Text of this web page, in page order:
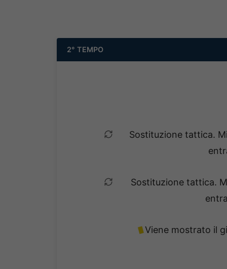
2° TEMPO
Sostituzione tattica.
Sostituzione tattica.
Viene mostrato il